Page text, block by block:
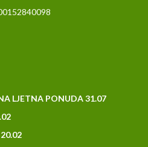
LJETNA PONUDA 31.07